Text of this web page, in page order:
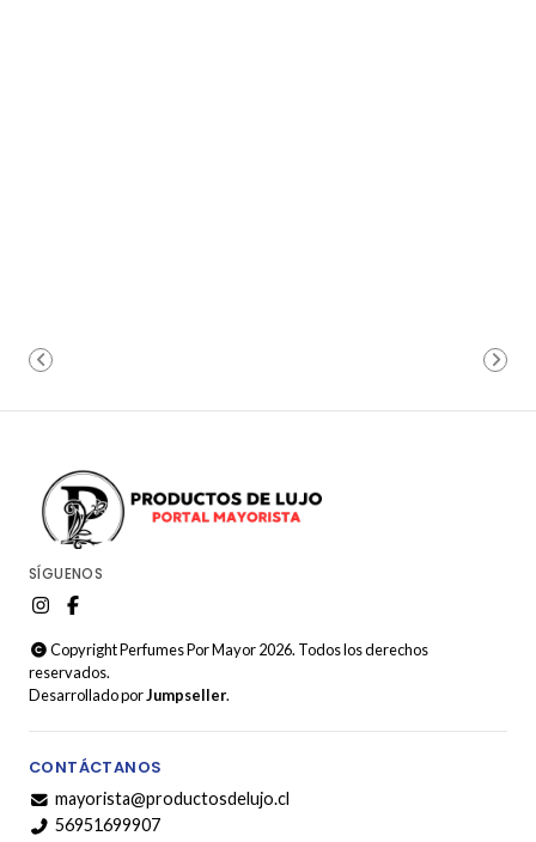
SÍGUENOS
Copyright Perfumes Por Mayor 2026. Todos los derechos
reservados.
Desarrollado porJumpseller.
CONTÁCTANOS
mayorista@productosdelujo.cl
56951699907